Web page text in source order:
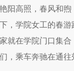
阳高照，春风和
，学院女工的春
就在学院门口集
，乘车奔驰在通